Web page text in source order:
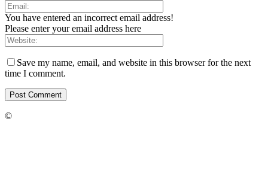
You have entered an incorrect email address!
Please enter your email address here
Save my name, email, and website in this browser for the next
time I comment.
©